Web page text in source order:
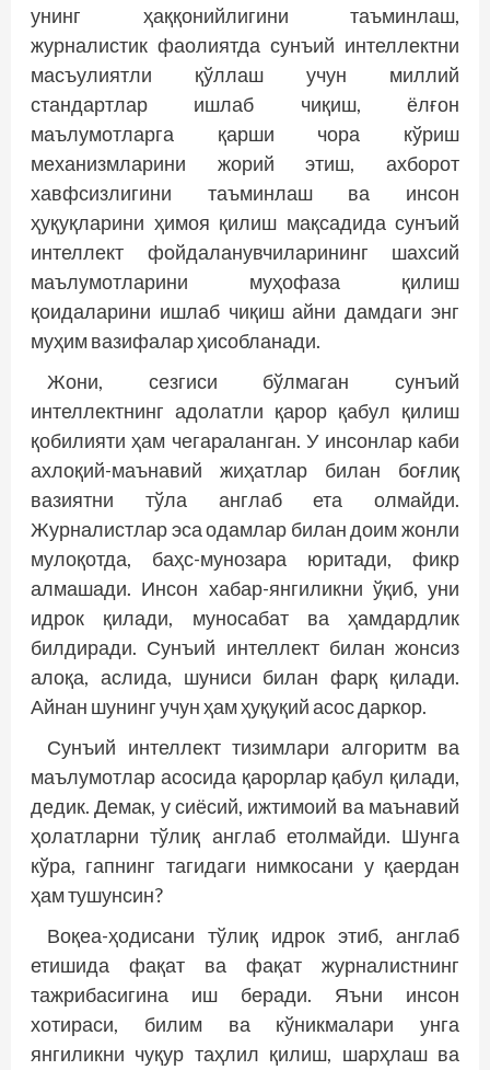
унинг ҳаққонийлигини таъминлаш,
журналистик фаолиятда сунъий интеллектни
масъулиятли қўллаш учун миллий
стандартлар ишлаб чиқиш, ёлғон
маълумотларга қарши чора кўриш
механизмларини жорий этиш, ахборот
хавфсизлигини таъминлаш ва инсон
ҳуқуқларини ҳимоя қилиш мақсадида сунъий
интеллект фойдаланувчиларининг шахсий
маълумотларини муҳофаза қилиш
қоидаларини ишлаб чиқиш айни дамдаги энг
муҳим вазифалар ҳисобланади.
Жони, сезгиси бўлмаган сунъий
интеллектнинг адолатли қарор қабул қилиш
қобилияти ҳам чегараланган. У инсонлар каби
ахлоқий-маънавий жиҳатлар билан боғлиқ
вазиятни тўла англаб ета олмайди.
Журналистлар эса одамлар билан доим жонли
мулоқотда, баҳс-мунозара юритади, фикр
алмашади. Инсон хабар-янгиликни ўқиб, уни
идрок қилади, муносабат ва ҳамдардлик
билдиради. Сунъий интеллект билан жонсиз
алоқа, аслида, шуниси билан фарқ қилади.
Айнан шунинг учун ҳам ҳуқуқий асос даркор.
Сунъий интеллект тизимлари алгоритм ва
маълумотлар асосида қарорлар қабул қилади,
дедик. Демак, у сиёсий, ижтимоий ва маънавий
ҳолатларни тўлиқ англаб етолмайди. Шунга
кўра, гапнинг тагидаги нимкосани у қаердан
ҳам тушунсин?
Воқеа-ҳодисани тўлиқ идрок этиб, англаб
етишида фақат ва фақат журналистнинг
тажрибасигина иш беради. Яъни инсон
хотираси, билим ва кўникмалари унга
янгиликни чуқур таҳлил қилиш, шарҳлаш ва